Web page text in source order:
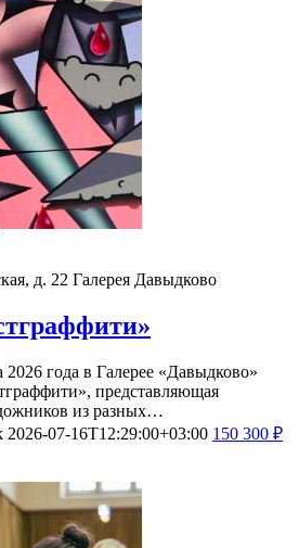
д. 22 Галерея Давыдково
года в Галерее «Давыдково»
представляющая
из разных…
2026-07-16T12:29:00+03:00 150 300 ₽